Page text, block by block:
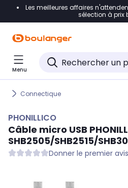
Accéder directement à la
Accéder directement au pied
Accéder directement au
Les meilleures affaires
sélection à prix
Menu
Connectique
PHONILLICO
Câble micro USB
SHB2505/SHB2515/
Donner le premier avis